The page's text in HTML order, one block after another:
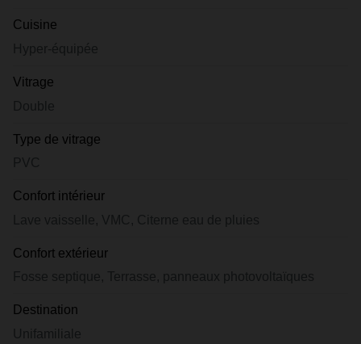
Cuisine
Hyper-équipée
Vitrage
Double
Type de vitrage
PVC
Confort intérieur
Lave vaisselle, VMC, Citerne eau de pluies
Confort extérieur
Fosse septique, Terrasse, panneaux photovoltaïques
Destination
Unifamiliale